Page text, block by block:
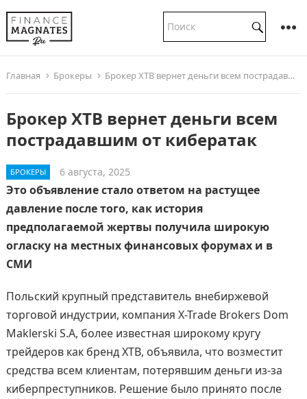
Главная Брокеры Брокер XTB вернет деньги всем пострадавшим от кибератак
Брокер XTB вернет деньги всем
пострадавшим от кибератак
БРОКЕРЫ 6 августа, 2025
Это объявление стало ответом на растущее
давление после того, как история
предполагаемой жертвы получила широкую
огласку на местных финансовых форумах и в
СМИ
Польский крупный представитель внебиржевой
торговой индустрии, компания X-Trade Brokers Dom
Maklerski S.A, более известная широкому кругу
трейдеров как бренд XTB, объявила, что возместит
средства всем клиентам, потерявшим деньги из-за
киберпреступников. Решение было принято после